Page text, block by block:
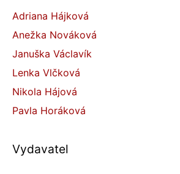
Adriana Hájková
Anežka Nováková
Januška Václavík
Lenka Vlčková
Nikola Hájová
Pavla Horáková
Vydavatel